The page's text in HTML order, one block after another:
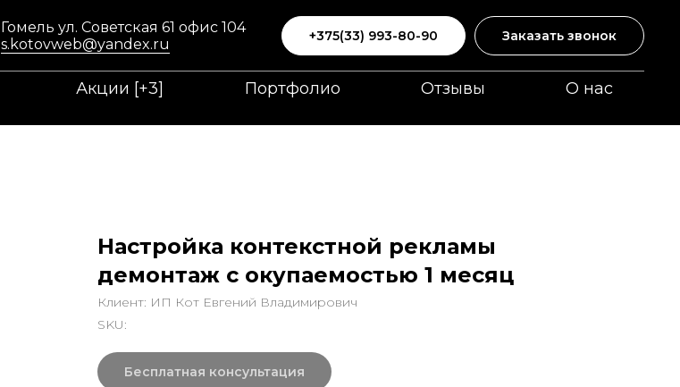
Гомель ул. Советская 61 офис 104
s.kotovweb@yandex.ru
+375(33) 993-80-90 Заказать звонок
Акции [+3] Портфолио Отзывы
О нас
Настройка контекстной рекламы
демонтаж с окупаемостью 1 месяц
Клиент: ИП Кот Евгений Владимирович
SKU:
Бесплатная консультация